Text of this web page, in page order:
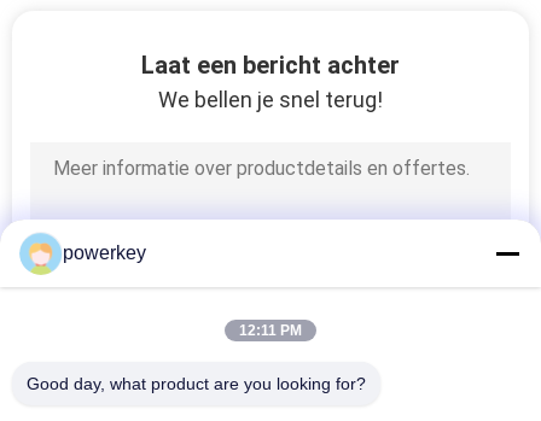
elektrische
aromaverspreider
Laat een bericht achter
We bellen je snel terug!
powerkey
12:11 PM
Good day, what product are you looking for?